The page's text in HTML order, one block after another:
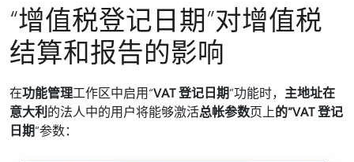
“增值税登记日期”对增值税
结算和报告的影响
在功能管理工作区中启用“VAT 登记日期”功能时， 主地址在
意大利 的法人中的用户将能够激活总帐参数页上的“VAT 登记
日期”参数：